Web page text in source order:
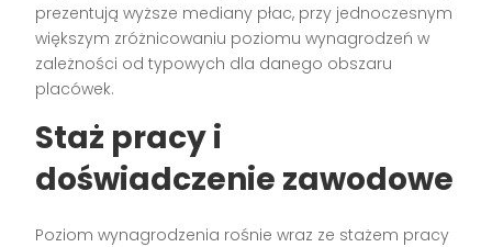
prezentują wyższe mediany płac, przy jednoczesnym
większym zróżnicowaniu poziomu wynagrodzeń w
zależności od typowych dla danego obszaru
placówek.
Staż pracy i
doświadczenie zawodowe
Poziom wynagrodzenia rośnie wraz ze stażem pracy